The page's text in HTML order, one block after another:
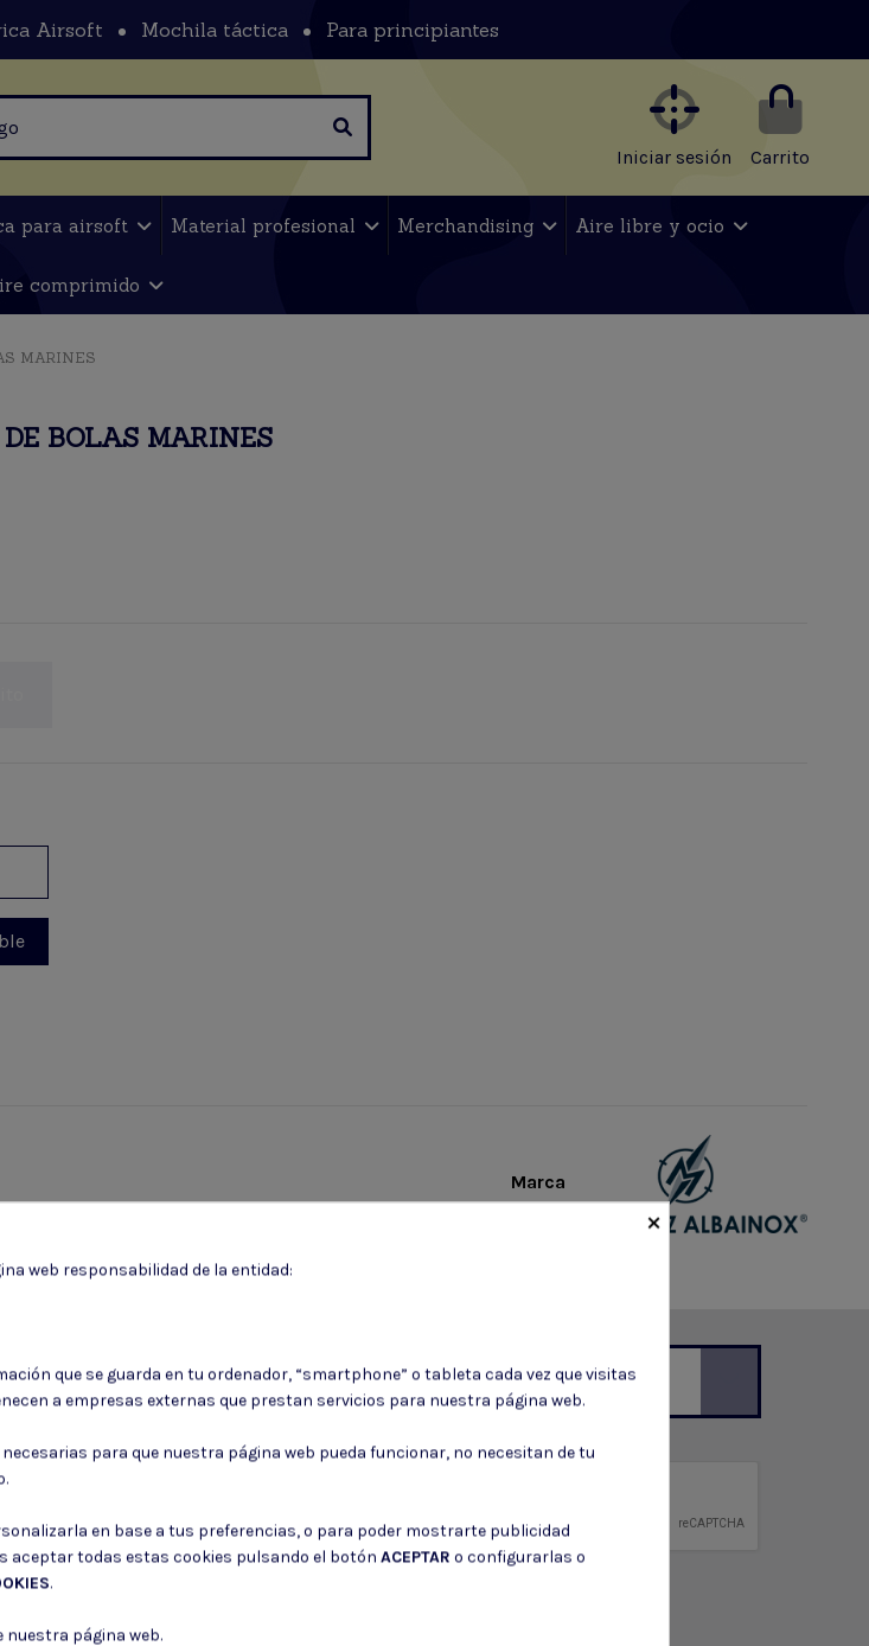
Airsoft Mochila táctica Para principiantes
Iniciar sesión Carrito
para airsoft Material profesional Merchandising Aire libre y ocio
comprimido
MARINES
BOLAS MARINES
Marca
para los fines indicados en la
×
web responsabilidad de la entidad:
que se guarda en tu ordenador, “smartphone” o tableta cada vez que visitas
a empresas externas que prestan servicios para nuestra página web.
para que nuestra página web pueda funcionar, no necesitan de tu
en base a tus preferencias, o para poder mostrarte publicidad
aceptar todas estas cookies pulsando el botón ACEPTAR o configurarlas o
.
nuestra página web.